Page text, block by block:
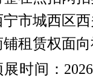
宁市城西区
铺租赁权面向
展时间：